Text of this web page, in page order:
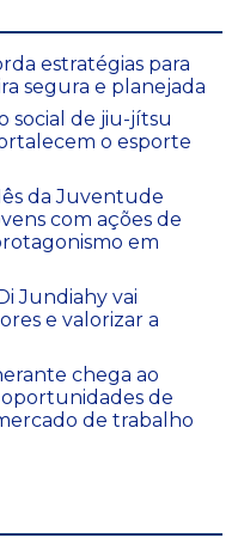
estratégias para
segura e planejada
social de jiu-jítsu
o esporte
da Juventude
com ações de
em
Jundiahy vai
e valorizar a
chega ao
de
de trabalho